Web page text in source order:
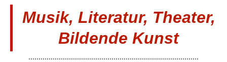
Musik, Literatur, Theater,
Bildende Kunst
....................................................................................